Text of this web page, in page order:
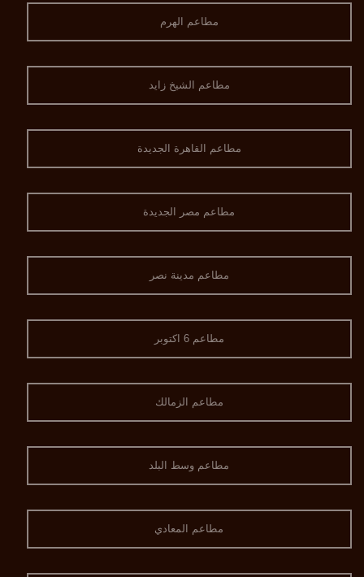
مطاعم الهرم
مطاعم الشيخ زايد
مطاعم القاهرة الجديدة
مطاعم مصر الجديدة
مطاعم مدينة نصر
مطاعم 6 اكتوبر
مطاعم الزمالك
مطاعم وسط البلد
مطاعم المعادي